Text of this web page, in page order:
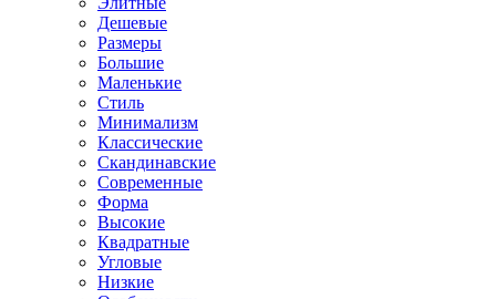
Дешевые
Размеры
Большие
Маленькие
Стиль
Минимализм
Классические
Скандинавские
Современные
Форма
Высокие
Квадратные
Угловые
Низкие